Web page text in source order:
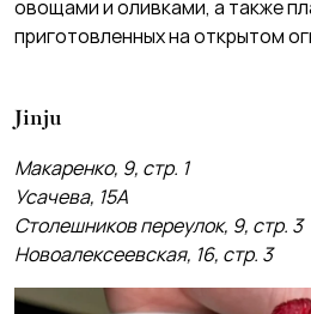
овощами и оливками, а также
приготовленных на открытом
Jinju
Макаренко, 9, стр. 1
Усачева, 15А
Столешников переулок, 9, стр. 3
Новоалексеевская, 16, стр. 3